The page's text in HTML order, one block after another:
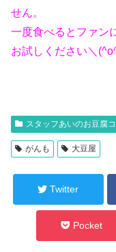
せん。
一度食べるとファン
お試しください＼
スタッフあいのお豆腐
がんも 大豆屋
Twitter
Pocket